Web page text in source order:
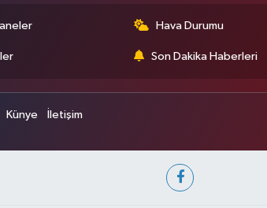
Hava Durumu
Son Dakika Haberleri
Künye İletişim